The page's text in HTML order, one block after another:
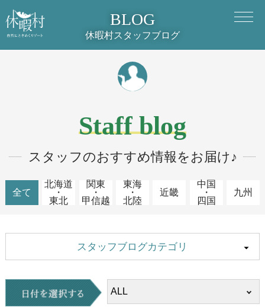
BLOG
休暇村スタッフブログ
Staff blog
スタッフのおすすめ情報をお届け♪
全て
北海道
・
東北
関東
・
甲信越
東海
・
北陸
近畿
中国
・
四国
九州
スタッフブログカテゴリ
キャンプ